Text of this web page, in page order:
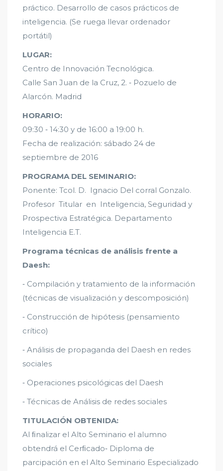
práctico. Desarrollo de casos prácticos de
inteligencia. (Se ruega llevar ordenador
portátil)
LUGAR:
Centro de Innovación Tecnológica.
Calle San Juan de la Cruz, 2. ‐ Pozuelo de
Alarcón. Madrid
HORARIO:
09:30 ‐ 14:30 y de 16:00 a 19:00 h.
Fecha de realización: sábado 24 de
septiembre de 2016
PROGRAMA DEL SEMINARIO:
Ponente: Tcol. D. Ignacio Del corral Gonzalo.
Profesor Titular en Inteligencia, Seguridad y
Prospectiva Estratégica. Departamento
Inteligencia E.T.
Programa técnicas de análisis frente a
Daesh:
‐ Compilación y tratamiento de la información
(técnicas de visualización y descomposición)
‐ Construcción de hipótesis (pensamiento
crítico)
‐ Análisis de propaganda del Daesh en redes
sociales
‐ Operaciones psicológicas del Daesh
‐ Técnicas de Análisis de redes sociales
TITULACIÓN OBTENIDA:
Al ﬁnalizar el Alto Seminario el alumno
obtendrá el Cerﬁcado‐ Diploma de
parcipación en el Alto Seminario Especializado